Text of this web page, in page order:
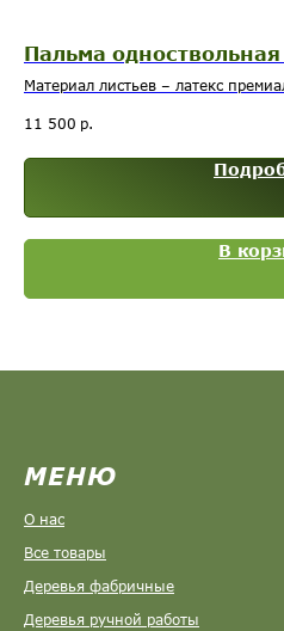
Пальма
Материал листьев – латекс
11 500 р.
В
МЕНЮ
О нас
Все товары
Деревья фабричные
Деревья ручной работы